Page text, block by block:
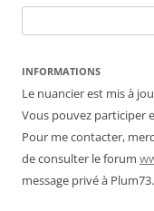
INFORMATIONS
Le nuancier est mis à
Vous pouvez participer
Pour me contacter,
de consulter le forum
message privé à Plum73.